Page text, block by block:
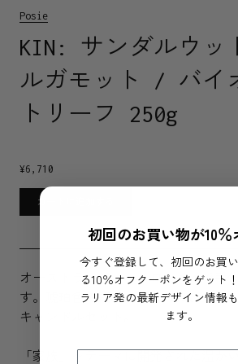
Posie
KIN: サンダルウ
ルガモット / バイ
トリーフ 250g
¥6,710
カートに追加する
オーストラリア・バイロンベイで手
す。琥珀色の瓶に詰められた、100%
キャンドルセット。
「家族」をテーマに開発された温か
初回のお買い物が10％
今すぐ登録して、初回のお買
る10％オフクーポンをゲット
ラリア発の最新デザイン情報
ます。